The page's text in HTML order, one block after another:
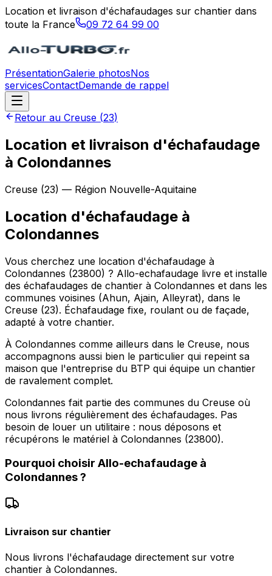
Location et livraison d'échafaudages sur chantier dans
toute la France
09 72 64 99 00
PrésentationGalerie photosNos
servicesContactDemande de rappel
Retour au Creuse (23)
Location et livraison d'échafaudage
à Colondannes
Creuse (23) — Région Nouvelle-Aquitaine
Location d'échafaudage à
Colondannes
Vous cherchez une location d'échafaudage à
Colondannes (23800) ? Allo-echafaudage livre et installe
des échafaudages de chantier à Colondannes et dans les
communes voisines (Ahun, Ajain, Alleyrat), dans le
Creuse (23). Échafaudage fixe, roulant ou de façade,
adapté à votre chantier.
À Colondannes comme ailleurs dans le Creuse, nous
accompagnons aussi bien le particulier qui repeint sa
maison que l'entreprise du BTP qui équipe un chantier
de ravalement complet.
Colondannes fait partie des communes du Creuse où
nous livrons régulièrement des échafaudages. Pas
besoin de louer un utilitaire : nous déposons et
récupérons le matériel à Colondannes (23800).
Pourquoi choisir Allo-echafaudage à
Colondannes?
Livraison sur chantier
Nous livrons l'échafaudage directement sur votre
chantier à Colondannes.